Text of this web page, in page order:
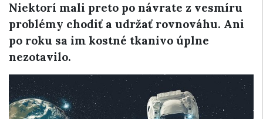
Niektorí mali preto po návrate z vesmíru
problémy chodiť a udržať rovnováhu. Ani
po roku sa im kostné tkanivo úplne
nezotavilo.